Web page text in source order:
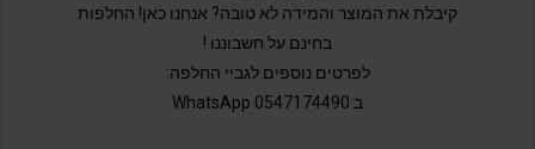
קיבלת את המוצר והמידה לא טובה? אנחנו כאן! החלפות
בחינם על חשבוננו !
לפרטים נוספים לגביי החלפה:
ב 0547174490 WhatsApp